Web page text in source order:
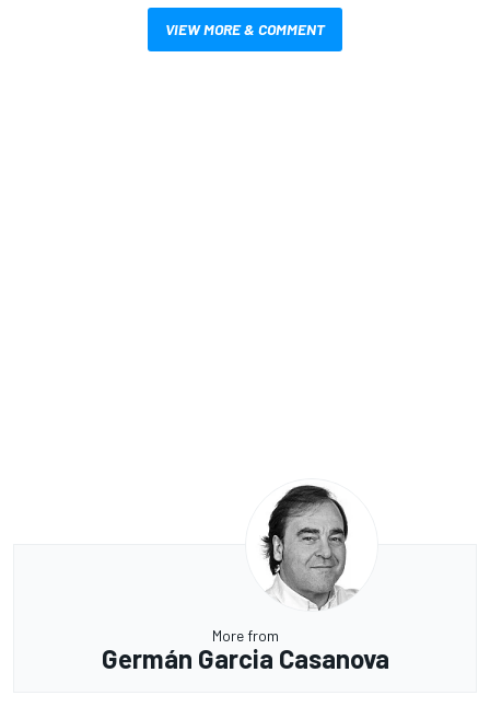
VIEW MORE & COMMENT
More from
Germán Garcia Casanova